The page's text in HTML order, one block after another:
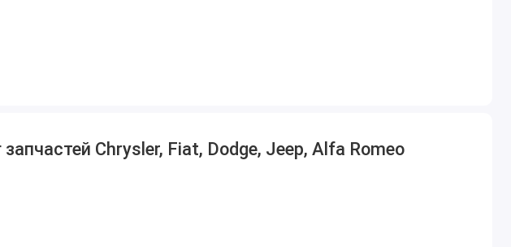
Chrysler, Fiat, Dodge, Jeep, Alfa Romeo